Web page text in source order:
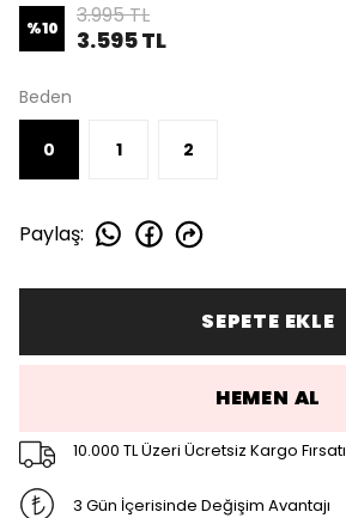
%10 3.995 TL
3.595 TL
Beden
0 1 2
Paylaş:
SEPETE EKLE
HEMEN AL
10.000 TL Üzeri Ücretsiz Kargo Fırsatı
3 Gün İçerisinde Değişim Avantajı